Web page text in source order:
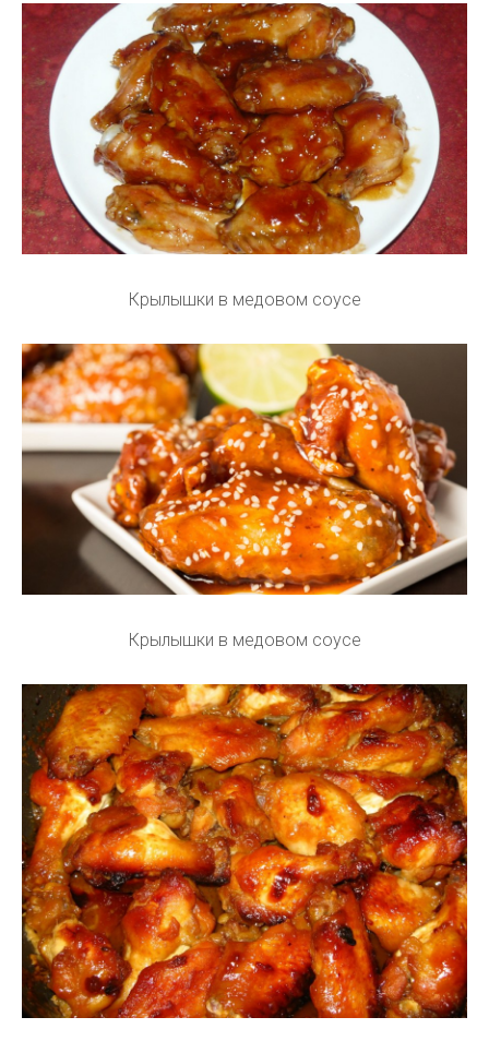
Крылышки в медовом соусе
Крылышки в медовом соусе